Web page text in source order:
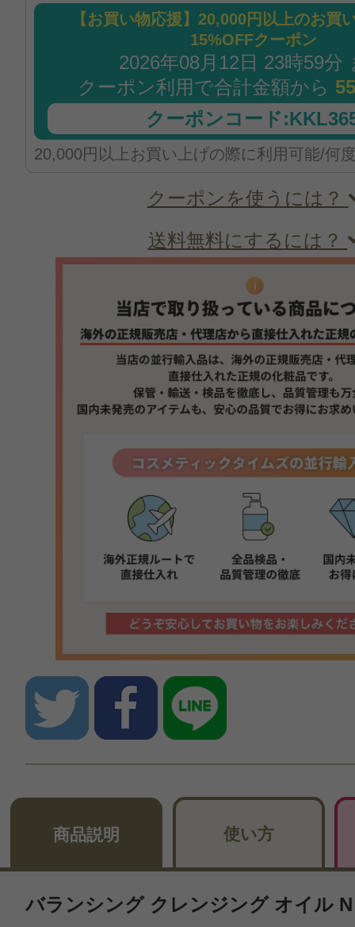
【お買い物応援】20,000円以上のお買
15%OFFクーポン
2026年08月12日 23時59分
クーポン利用で合計金額から
クーポンコード
20,000円以上お買い上げの際に利用可能/何
クーポンを使うには？
送料無料にするには？
商品説明 使い方
バランシング クレンジング オイル